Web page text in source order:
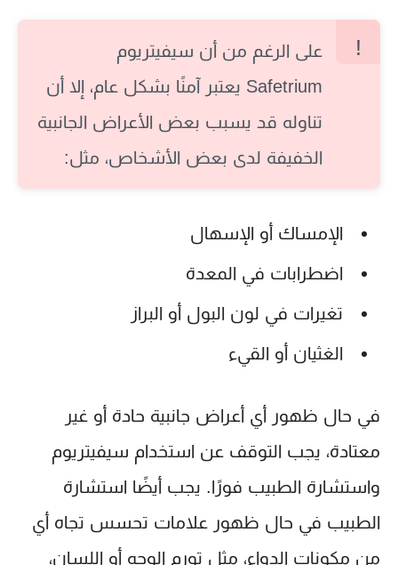
على الرغم من أن سيفيتريوم
Safetrium يعتبر آمنًا بشكل عام، إلا أن
تناوله قد يسبب بعض الأعراض الجانبية
الخفيفة لدى بعض الأشخاص، مثل:
الإمساك أو الإسهال
اضطرابات في المعدة
تغيرات في لون البول أو البراز
الغثيان أو القيء
في حال ظهور أي أعراض جانبية حادة أو غير
معتادة، يجب التوقف عن استخدام سيفيتريوم
واستشارة الطبيب فورًا. يجب أيضًا استشارة
الطبيب في حال ظهور علامات تحسس تجاه أي
من مكونات الدواء، مثل تورم الوجه أو اللسان،